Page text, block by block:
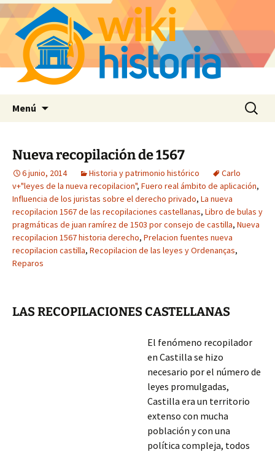
Menú Buscar:
Nueva recopilación de 1567
6 junio, 2014 Historia y patrimonio histórico
Carlo
v+"leyes de la nueva recopilacion", Fuero real ámbito de aplicación,
Influencia de los juristas sobre el derecho privado, La nueva
recopilacion 1567 de las recopilaciones castellanas, Libro de bulas y
pragmáticas de juan ramírez de 1503 por consejo de castilla, Nueva
recopilacion 1567 historia derecho, Prelacion fuentes nueva
recopilacion castilla, Recopilacion de las leyes y Ordenanças,
Reparos
LAS RECOPILACIONES CASTELLANAS
El fenómeno recopilador
en Castilla se hizo
necesario por el número de
leyes promulgadas,
Castilla era un territorio
extenso con mucha
población y con una
política compleja, todos